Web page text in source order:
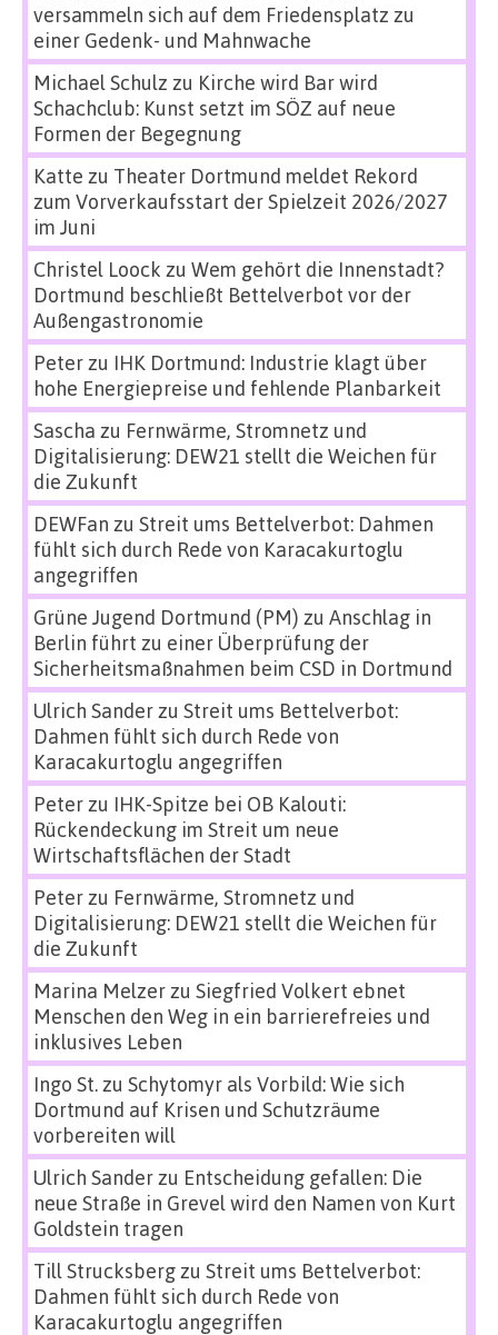
versammeln sich auf dem Friedensplatz zu
einer Gedenk- und Mahnwache
Michael Schulz zu Kirche wird Bar wird
Schachclub: Kunst setzt im SÖZ auf neue
Formen der Begegnung
Katte zu Theater Dortmund meldet Rekord
zum Vorverkaufsstart der Spielzeit 2026/2027
im Juni
Christel Loock zu Wem gehört die Innenstadt?
Dortmund beschließt Bettelverbot vor der
Außengastronomie
Peterzu IHK Dortmund: Industrie klagt über
hohe Energiepreise und fehlende Planbarkeit
Sascha zu Fernwärme, Stromnetz und
Digitalisierung: DEW21 stellt die Weichen für
die Zukunft
DEWFan zu Streit ums Bettelverbot: Dahmen
fühlt sich durch Rede von Karacakurtoglu
angegriffen
Grüne Jugend Dortmund (PM) zu Anschlag in
Berlin führt zu einer Überprüfung der
Sicherheitsmaßnahmen beim CSD in Dortmund
Ulrich Sanderzu Streit ums Bettelverbot:
Dahmen fühlt sich durch Rede von
Karacakurtoglu angegriffen
Peterzu IHK-Spitze bei OB Kalouti:
Rückendeckung im Streit um neue
Wirtschaftsflächen der Stadt
Peterzu Fernwärme, Stromnetz und
Digitalisierung: DEW21 stellt die Weichen für
die Zukunft
Marina Melzerzu Siegfried Volkert ebnet
Menschen den Weg in ein barrierefreies und
inklusives Leben
Ingo St.zu Schytomyr als Vorbild: Wie sich
Dortmund auf Krisen und Schutzräume
vorbereiten will
Ulrich Sanderzu Entscheidung gefallen: Die
neue Straße in Grevel wird den Namen von Kurt
Goldstein tragen
Till Strucksbergzu Streit ums Bettelverbot:
Dahmen fühlt sich durch Rede von
Karacakurtoglu angegriffen